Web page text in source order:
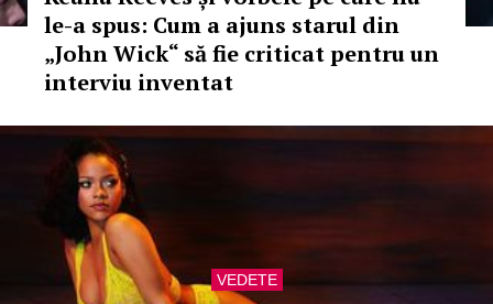
le-a spus: Cum a ajuns starul din
„John Wick“ să fie criticat pentru un
interviu inventat
VEDETE